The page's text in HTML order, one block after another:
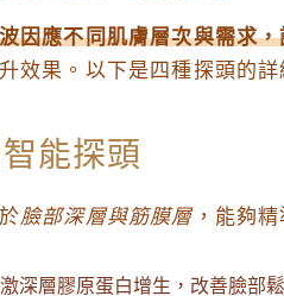
因應不同肌膚層次與需求
效果。以下是四種探頭的詳
能探頭
臉部深層與筋膜層，能夠精
深層膠原蛋白增生，改善臉部鬆